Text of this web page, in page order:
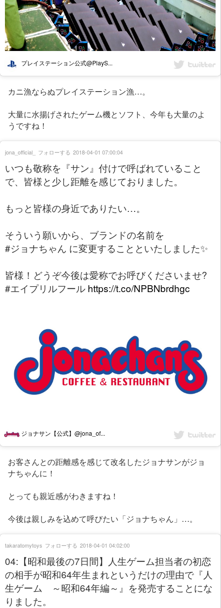
プレイステーション公式@PlayS...
カニ漁ならぬプレイステーション漁…。
大量に水揚げされたゲーム機とソフト、今年も大量のよ
うですね！
いつも敬称を『サン』付けで呼ばれていること
で、皆様と少し距離を感じておりました。
もっと皆様の身近でありたい…。
そういう願いから、ブランドの名前を
#ジョナちゃん に変更することといたしました✨
皆様！どうぞ今後は愛称でお呼びくださいませ?
#エイプリルフール https://t.co/NPBNbrdhgc
ジョナサン【公式】@jona_of...
jona_official_ フォローする 2018-04-01 07:00:04
お客さんとの距離感を感じて改名したジョナサンがジョ
ナちゃんに！
とっても親近感がわきますね！
今後は親しみを込めて呼びたい「ジョナちゃん」…。
04:【昭和最後の7日間】人生ゲーム担当者の初恋
の相手が昭和64年生まれというだけの理由で『人
生ゲーム ～昭和64年編～』を発売することにな
りました。
takaratomytoys フォローする 2018-04-01 04:02:00